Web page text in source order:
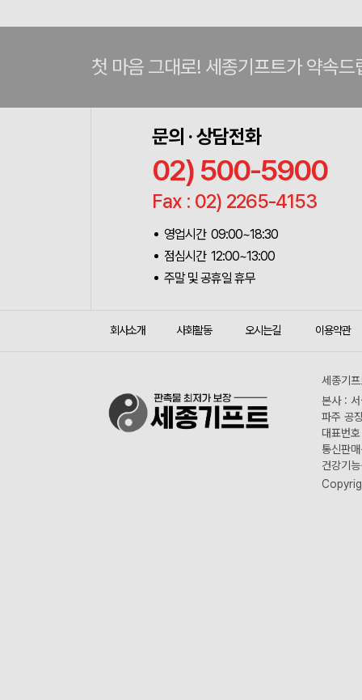
첫 마음 그대로! 세종기프트가 약속드
문의 · 상담전화
02) 500-5900
Fax : 02) 2265-4153
영업시간 09:00~18:30
점심시간 12:00~13:00
주말 및 공휴일 휴무
회사소개 사회활동 오시는길 이용약관
세종기
본사 :
파주 공
대표번
통신판
건강기